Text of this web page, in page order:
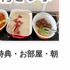
典・お部屋・朝